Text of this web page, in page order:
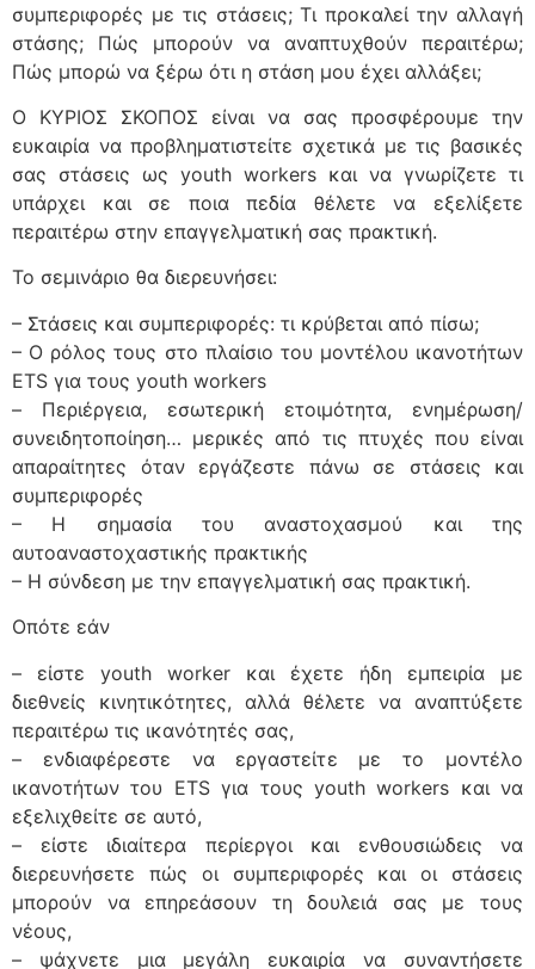
συμπεριφορές με τις στάσεις; Τι προκαλεί την αλλαγή
στάσης; Πώς μπορούν να αναπτυχθούν περαιτέρω;
Πώς μπορώ να ξέρω ότι η στάση μου έχει αλλάξει;
Ο ΚΥΡΙΟΣ ΣΚΟΠΟΣ είναι να σας προσφέρουμε την
ευκαιρία να προβληματιστείτε σχετικά με τις βασικές
σας στάσεις ως youth workers και να γνωρίζετε τι
υπάρχει και σε ποια πεδία θέλετε να εξελίξετε
περαιτέρω στην επαγγελματική σας πρακτική.
Το σεμινάριο θα διερευνήσει:
– Στάσεις και συμπεριφορές: τι κρύβεται από πίσω;
– Ο ρόλος τους στο πλαίσιο του μοντέλου ικανοτήτων
ΕTS για τους youth workers
– Περιέργεια, εσωτερική ετοιμότητα, ενημέρωση/
συνειδητοποίηση… μερικές από τις πτυχές που είναι
απαραίτητες όταν εργάζεστε πάνω σε στάσεις και
συμπεριφορές
– Η σημασία του αναστοχασμού και της
αυτοαναστοχαστικής πρακτικής
– Η σύνδεση με την επαγγελματική σας πρακτική.
Οπότε εάν
– είστε youth worker και έχετε ήδη εμπειρία με
διεθνείς κινητικότητες, αλλά θέλετε να αναπτύξετε
περαιτέρω τις ικανότητές σας,
– ενδιαφέρεστε να εργαστείτε με το μοντέλο
ικανοτήτων του ETS για τους youth workers και να
εξελιχθείτε σε αυτό,
– είστε ιδιαίτερα περίεργοι και ενθουσιώδεις να
διερευνήσετε πώς οι συμπεριφορές και οι στάσεις
μπορούν να επηρεάσουν τη δουλειά σας με τους
νέους,
– ψάχνετε μια μεγάλη ευκαιρία να συναντήσετε